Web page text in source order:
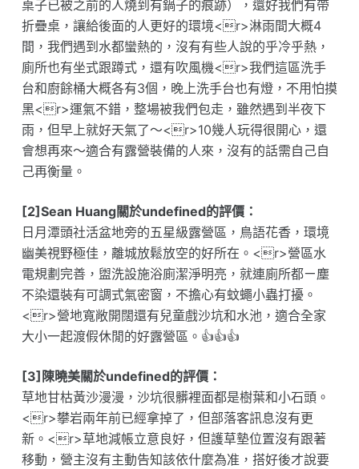
桌子已被之前的人燒到有鍋子的痕跡），還好我們有帶
折疊桌，讓給後面的人更好的環境<r>淋雨間大概4
間，我們遇到水都蠻熱的，沒有有些人說的乎冷乎熱，
廁所也有坐式跟蹲式，還有吹風機<r>我們這區洗手
台和廚餘桶大概各有3個，晚上洗手台也有燈，不用怕摸
黑<r>運氣不錯，整場被我們包走，雖然遇到半夜下
雨，但早上就好天氣了～<r>10幾人玩得很開心，還
會想再來～適合有露營裝備的人來，沒有的話需自己自
己再衡量。
[2]Sean Huang關於undefined的評價：
日月潭頭社活盆地旁的五星級露營區，鳥語花香，環境
幽美視野極佳，離城放鬆放空的好所在。<r>營區水
電規劃完善，盥洗設施浴廁潔淨明亮，就連廁所都ㄧ塵
不染還裝有可調式氣密窗，不擔心有蚊蠅小蟲打擾。
<r>營地寬敞開闊還有兒童戲沙坑和水池，適合全家
大小一起渡假休閒的好露營區。👍👍👍
[3]陳曉美關於undefined的評價：
草地甘枯黃沙漫漫，沙坑很髒裡面都是樹葉和小石頭。
<r>攀岩兩年前已經拿掉了，但部落客訊息沒有更
新。<r>草地減帳立意良好，但護草墊位置沒有跟著
移動，營主沒有主動告知該依什麼為准，搭好後才說要